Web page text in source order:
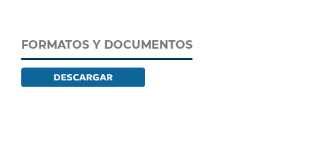
FORMATOS Y DOCUMENTOS